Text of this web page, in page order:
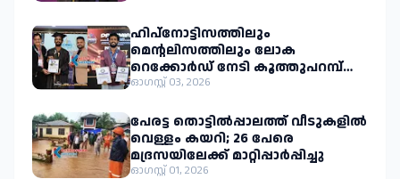
ഹിപ്നോട്ടിസത്തിലും
മെന്റലിസത്തിലും ലോക
റെക്കോർഡ് നേടി കൂത്തുപറമ്പ്
സ്വദേശി മുഹമ്മദ് ഇജാസ് എം.പി.
ഓഗസ്റ്റ് 03, 2026
പേരട്ട തൊട്ടിൽപ്പാലത്ത് വീടുകളിൽ
വെള്ളം കയറി; 26 പേരെ
മദ്രസയിലേക്ക് മാറ്റിപ്പാർപ്പിച്ചു
ഓഗസ്റ്റ് 01, 2026